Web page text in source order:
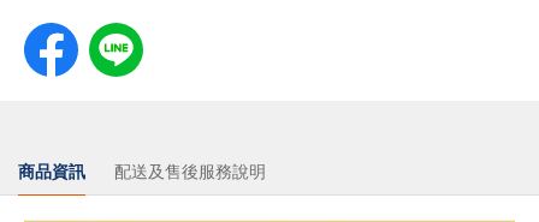
商品資訊 配送及售後服務說明